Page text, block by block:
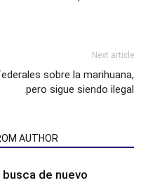
Next article
sobre la marihuana,
pero sigue siendo ilegal
AUTHOR
de nuevo